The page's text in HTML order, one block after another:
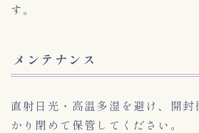
す。
メンテナンス
直射日光・高温多湿を避け、開封
かり閉めて保管してください。